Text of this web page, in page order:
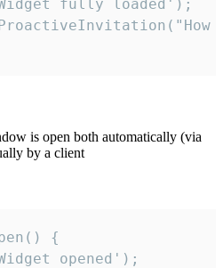
fully loaded');
is open both automatically (via
by a client
{
opened');